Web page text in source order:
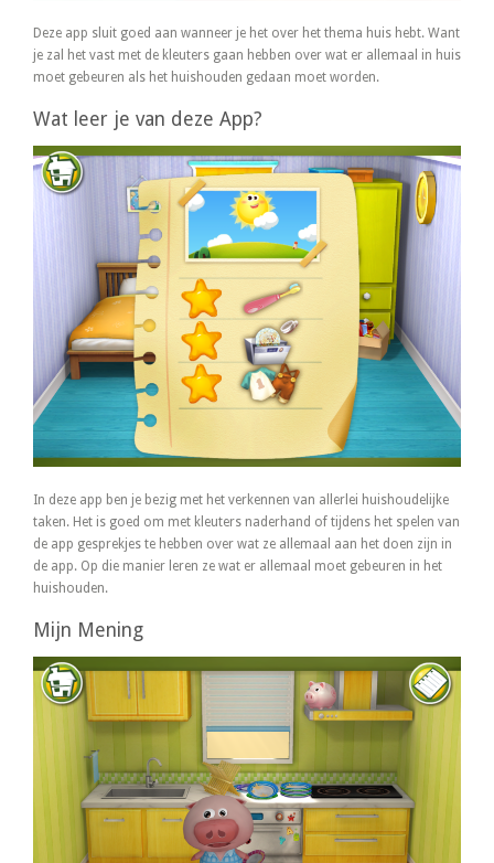
Deze app sluit goed aan wanneer je het over het thema huis hebt. Want
je zal het vast met de kleuters gaan hebben over wat er allemaal in huis
moet gebeuren als het huishouden gedaan moet worden.
Wat leer je van deze App?
In deze app ben je bezig met het verkennen van allerlei huishoudelijke
taken. Het is goed om met kleuters naderhand of tijdens het spelen van
de app gesprekjes te hebben over wat ze allemaal aan het doen zijn in
de app. Op die manier leren ze wat er allemaal moet gebeuren in het
huishouden.
Mijn Mening